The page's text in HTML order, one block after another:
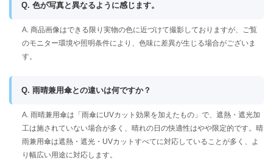
Q. 色が写真と異なるように感じます。
A. 商品画像はできる限り実物の色に近づけて撮影しておりますが、ご覧
のモニター環境や照明条件により、色味に差異が生じる場合がございま
す。
Q. 雨晴兼用傘との違いは何ですか？
A. 雨晴兼用傘は「雨傘にUVカット効果を加えたもの」で、遮熱・遮光加
工は施されていない場合が多く、晴れの日の快適性はやや限定的です。晴
雨兼用傘は遮熱・遮光・UVカットすべてに対応していることが多く、よ
り幅広い用途に対応します。